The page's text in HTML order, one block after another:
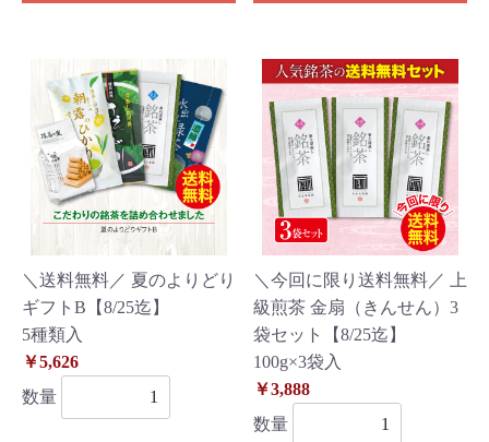
＼送料無料／ 夏のよりどり
ギフトB【8/25迄】
5種類入
￥5,626
数量
＼今回に限り送料無料／ 上
級煎茶 金扇（きんせん）3
袋セット【8/25迄】
100g×3袋入
￥3,888
数量